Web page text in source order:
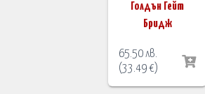
Голдън Гейт
Бридж
65.50лв.
(33.49€)